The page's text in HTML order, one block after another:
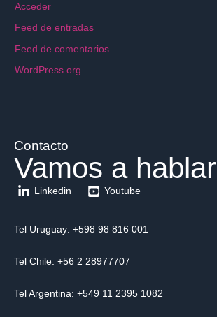
Acceder
Feed de entradas
Feed de comentarios
WordPress.org
Contacto
Vamos a hablar
Linkedin Youtube
Tel Uruguay: +598 98 816 001
Tel Chile: +56 2 28977707
Tel Argentina: +549 11 2395 1082